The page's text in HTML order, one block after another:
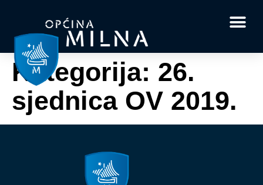
Kategorija: 26.
sjednica OV 2019.